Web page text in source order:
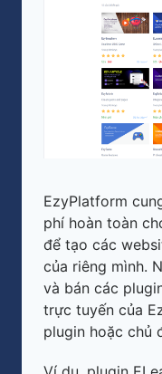
EzyPlatform
phí hoàn toàn
để tạo các
của riêng mình.
và bán các
trực tuyến của
plugin hoặc chủ